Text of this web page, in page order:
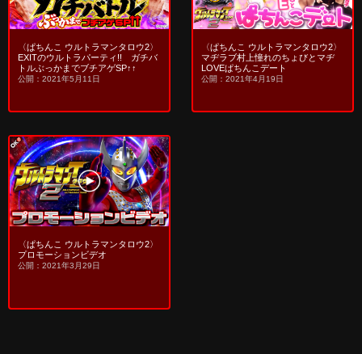
〈ぱちんこ ウルトラマンタロウ2〉
EXITのウルトラパーティ!! ガチバ
トルぶっかまでブチアゲSP↑↑
公開：2021年5月11日
〈ぱちんこ ウルトラマンタロウ2〉
マヂラブ村上憧れのちょびとマヂ
LOVEぱちんこデート
公開：2021年4月19日
〈ぱちんこ ウルトラマンタロウ2〉
プロモーションビデオ
公開：2021年3月29日